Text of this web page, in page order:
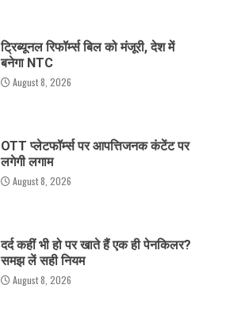
ट्रिब्यूनल रिफॉर्म्स बिल को मंजूरी, देश में
बनेगा NTC
August 8, 2026
OTT प्लेटफॉर्म्स पर आपत्तिजनक कंटेंट पर
लगेगी लगाम
August 8, 2026
दर्द कहीं भी हो पर खाते हैं एक ही पेनकिलर?
समझ लें सही नियम
August 8, 2026